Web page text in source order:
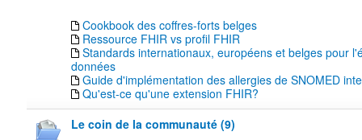
Cookbook des coffres-forts belges
Ressource FHIR vs profil FHIR
Standards internationaux, européens et belges pour
données
Guide d'implémentation des allergies de SNOMED
Qu'est-ce qu'une extension FHIR?
Le coin de la communauté (9)